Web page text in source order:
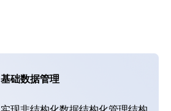
基础数据管理